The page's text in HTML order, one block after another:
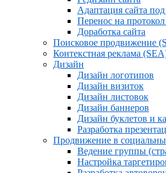
Адаптация сайта
Перенос на
Доработка сайта
Поисковое продвижение
Контекстная реклама
Дизайн
Дизайн логотипов
Дизайн визиток
Дизайн листовок
Дизайн баннеров
Дизайн буклетов и
Разработка
Продвижение в
Ведение группы
Настройка